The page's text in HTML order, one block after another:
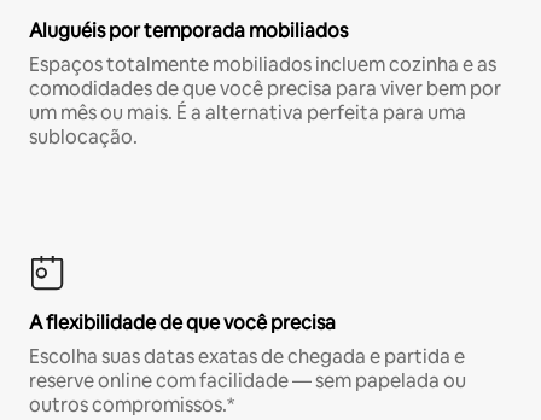
Aluguéis por temporada mobiliados
Espaços totalmente mobiliados incluem cozinha e as
comodidades de que você precisa para viver bem por
um mês ou mais. É a alternativa perfeita para uma
sublocação.
A flexibilidade de que você precisa
Escolha suas datas exatas de chegada e partida e
reserve online com facilidade — sem papelada ou
outros compromissos.*